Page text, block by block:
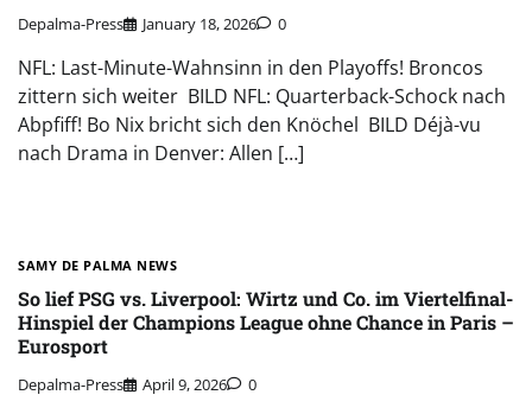
Depalma-Press January 18, 2026 0
NFL: Last-Minute-Wahnsinn in den Playoffs! Broncos
zittern sich weiter BILD NFL: Quarterback-Schock nach
Abpfiff! Bo Nix bricht sich den Knöchel BILD Déjà-vu
nach Drama in Denver: Allen […]
SAMY DE PALMA NEWS
So lief PSG vs. Liverpool: Wirtz und Co. im Viertelfinal-
Hinspiel der Champions League ohne Chance in Paris –
Eurosport
Depalma-Press April 9, 2026 0